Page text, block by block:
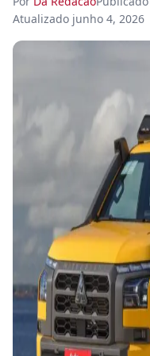
Atualizado junho 4, 2026